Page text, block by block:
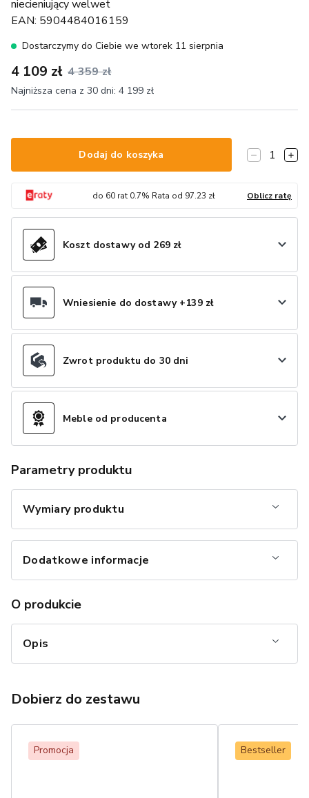
niecieniujący welwet
EAN: 5904484016159
Dostarczymy do Ciebie we wtorek 11 sierpnia
4 109 zł 4 359 zł
Najniższa cena z 30 dni: 4 199 zł
Dodaj do koszyka 1
do 60 rat 0.7% Rata od 97.23 zł Oblicz ratę
Koszt dostawy od 269 zł
Wniesienie do dostawy +139 zł
Zwrot produktu do 30 dni
Meble od producenta
Parametry produktu
Wymiary produktu
Dodatkowe informacje
O produkcie
Opis
Dobierz do zestawu
Promocja Bestseller